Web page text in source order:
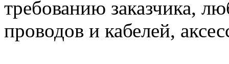
требованию заказчика,
проводов и кабелей,